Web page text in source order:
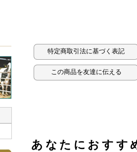
特定商取引法に基づく表記
この商品を友達に伝える
あなたにおすす